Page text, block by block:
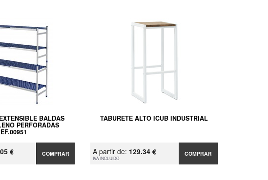
BALDAS
PERFORADAS
€ COMPRAR
TABURETE ALTO ICUB INDUSTRIAL
A partir de: 129.34 €
IVA INCLUIDO
COMPRAR